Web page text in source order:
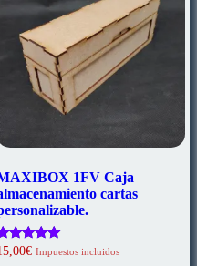
1FV Caja
cartas
€ Impuestos incluidos